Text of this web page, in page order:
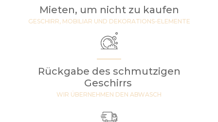
Mieten, um nicht zu kaufen
GESCHIRR, MOBILIAR UND DEKORATIONS-ELEMENTE
Rückgabe des schmutzigen
Geschirrs
WIR ÜBERNEHMEN DEN ABWASCH